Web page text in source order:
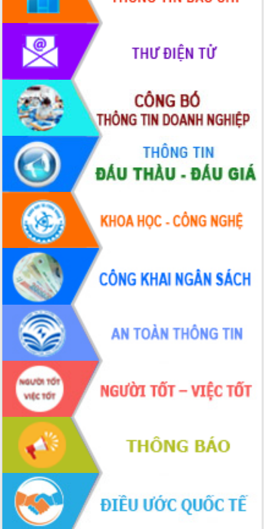
Rà soát, hoàn thiện hệ thống thiết chế
văn hóa, thể thao đáp ứng yêu cầu
phát triển mới
Thường trực HĐND tỉnh Đắk Lắk gặp
mặt Đoàn chuyên gia y tế TP. Hồ Chí
Lễ truy điệu và an táng hài cốt liệt sĩ
tại Nghĩa trang Liệt sĩ xã Sơn Hòa
Bàn giải pháp tháo gỡ khó khăn trong
xuất khẩu sầu riêng và triển khai quy
định EUDR
Thứ trưởng Bộ Nông nghiệp và Môi
trường Nguyễn Hoàng Hiệp khảo sát
vùng trồng và doanh nghiệp đóng gói
sầu riêng tại Đắk Lắk
Trình diễn nghệ thuật chế biến các
món ăn từ sầu riêng
Đắk Lắk công bố Quy hoạch và xúc
tiến đầu tư tỉnh
Ngành cá ngừ Đắk Lắk chủ động thích
ứng để giữ vững thị trường xuất khẩu
Diễn đàn Kinh tế tư nhân Việt Nam đột
phá cơ chế - Hợp tác công tư
Đề án 06 tạo bước ngoặt đột phá trong
cải cách hành chính tỉnh Đắk Lắk
Kết nối tour, đẩy mạnh chuyển đổi số
để phát triển du lịch Đắk Lắk
Khởi động Dự án Đầu tư xây dựng hạ
tầng kỹ thuật Cụm công nghiệp Tân
Tiến
Gặp mặt các cơ quan báo chí nhân Kỷ
niệm 101 năm Ngày Báo chí Cách
mạng Việt Nam
Đắk Lắk sơ kết 4 năm triển khai thực
hiện Đề án 06 của Chính phủ
Họp báo thông tin về Hội nghị Công bố
Quy hoạch và Xúc tiến đầu tư tỉnh Đắk
Lắk
Khơi thông điểm nghẽn, đẩy nhanh
giải ngân vốn khắc phục thiên tai